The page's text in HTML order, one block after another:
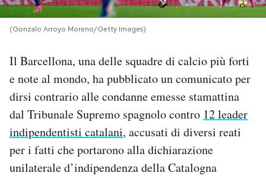
SHOP
AREA PERSONALE
Area Personale
Newsletter
Notifiche mobile
(Gonzalo Arroyo Moreno/Getty Images)
Il Barcellona, una delle squadre di calcio più forti
e note al mondo, ha pubblicato un comunicato per
dirsi contrario alle condanne emesse stamattina
dal Tribunale Supremo spagnolo contro 12 leader
indipendentisti catalani, accusati di diversi reati
per i fatti che portarono alla dichiarazione
unilaterale d’indipendenza della Catalogna